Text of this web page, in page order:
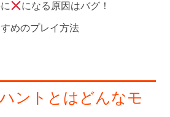
になる原因はバグ！
めのプレイ方法
ントとはどんなモ